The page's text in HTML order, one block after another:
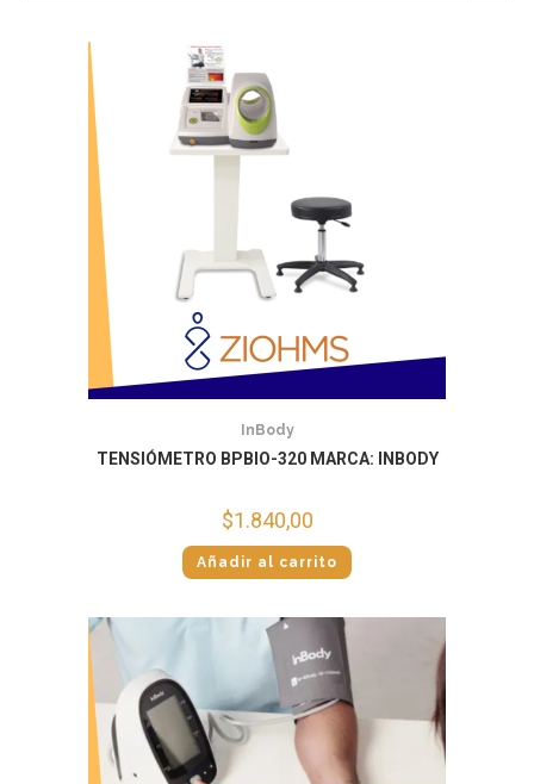
InBody
TENSIÓMETRO BPBIO-320 MARCA: INBODY
$1.840,00
Añadir al carrito